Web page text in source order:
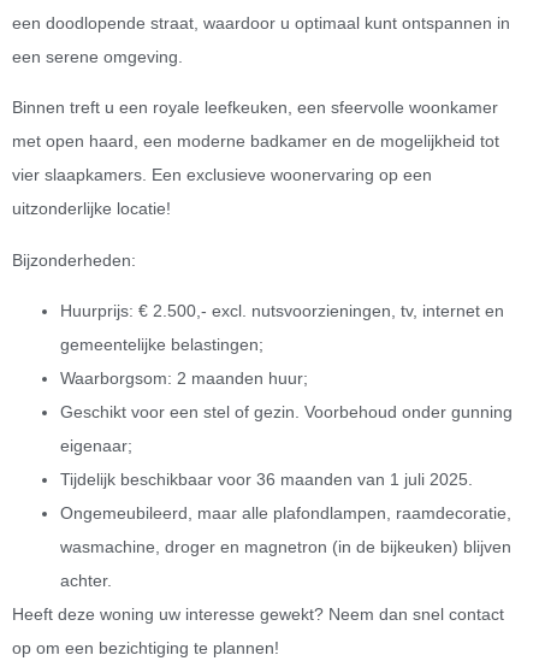
een doodlopende straat, waardoor u optimaal kunt ontspannen in
een serene omgeving.
Binnen treft u een royale leefkeuken, een sfeervolle woonkamer
met open haard, een moderne badkamer en de mogelijkheid tot
vier slaapkamers. Een exclusieve woonervaring op een
uitzonderlijke locatie!
Bijzonderheden:
Huurprijs: € 2.500,- excl. nutsvoorzieningen, tv, internet en
gemeentelijke belastingen;
Waarborgsom: 2 maanden huur;
Geschikt voor een stel of gezin. Voorbehoud onder gunning
eigenaar;
Tijdelijk beschikbaar voor 36 maanden van 1 juli 2025.
Ongemeubileerd, maar alle plafondlampen, raamdecoratie,
wasmachine, droger en magnetron (in de bijkeuken) blijven
achter.
Heeft deze woning uw interesse gewekt? Neem dan snel contact
op om een bezichtiging te plannen!